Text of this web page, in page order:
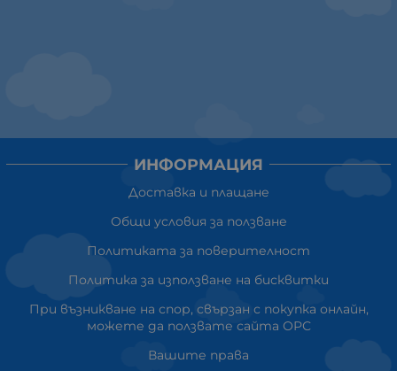
ИНФОРМАЦИЯ
Доставка и плащане
Общи условия за ползване
Политиката за поверителност
Политика за използване на бисквитки
При възникване на спор, свързан с покупка онлайн,
можете да ползвате сайта ОРС
Вашите права